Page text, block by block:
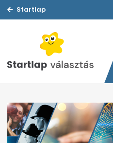
Startlap